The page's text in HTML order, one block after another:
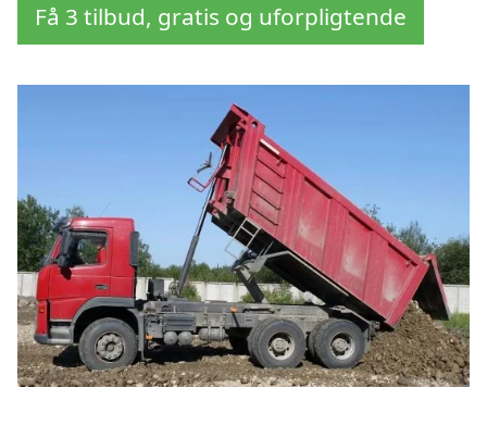
Få 3 tilbud, gratis og uforpligtende